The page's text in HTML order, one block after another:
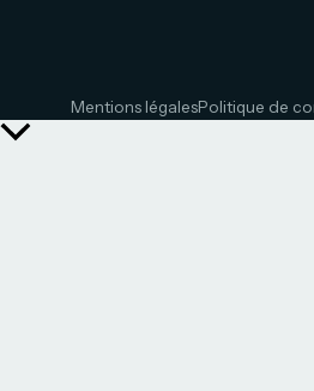
Mentions légalesPolitique de